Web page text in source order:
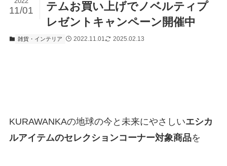
テムお買い上げでノベルティプ
レゼントキャンペーン開催中
11/01
雑貨・インテリア 2022.11.01 2025.02.13
KURAWANKAの地球の今と未来にやさしいエシカ
ルアイテムのセレクションコーナー対象商品を